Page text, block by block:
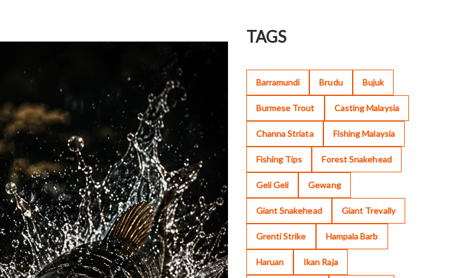
TAGS
Barramundi Brudu Bujuk
Burmese Trout Casting Malaysia
Channa Striata Fishing Malaysia
Fishing Tips Forest Snakehead
Geli Geli Gewang
Giant Snakehead Giant Trevally
Grenti Strike Hampala Barb
Haruan Ikan Raja